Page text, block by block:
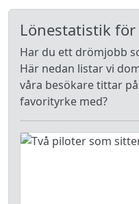
Lönestatistik
Har du ett drömjobb
Här nedan listar vi
våra besökare tittar
favorityrke med?